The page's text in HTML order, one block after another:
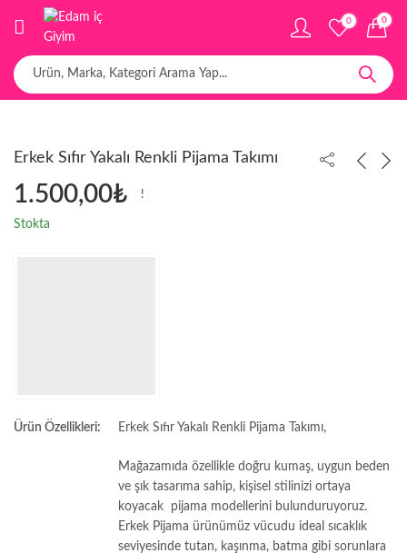
0 0
Erkek Sıfır Yakalı Renkli Pijama Takımı
1.500,00₺
Stokta
Ürün Özellikleri: Erkek Sıfır Yakalı Renkli Pijama Takımı,
Mağazamıda özellikle doğru kumaş, uygun beden
ve şık tasarıma sahip, kişisel stilinizi ortaya
koyacak pijama modellerini bulunduruyoruz.
Erkek Pijama ürünümüz vücudu ideal sıcaklık
seviyesinde tutan, kaşınma, batma gibi sorunlara